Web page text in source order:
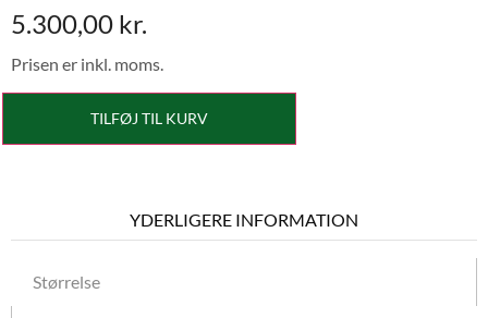
5.300,00 kr.
Prisen er inkl. moms.
TILFØJ TIL KURV
YDERLIGERE INFORMATION
Størrelse